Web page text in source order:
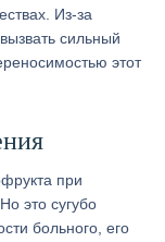
Из-за
сильный
этот
при
это сугубо
больного, его